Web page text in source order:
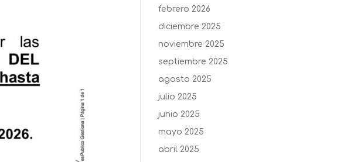
febrero 2026
diciembre 2025
noviembre 2025
septiembre 2025
agosto 2025
julio 2025
junio 2025
mayo 2025
abril 2025